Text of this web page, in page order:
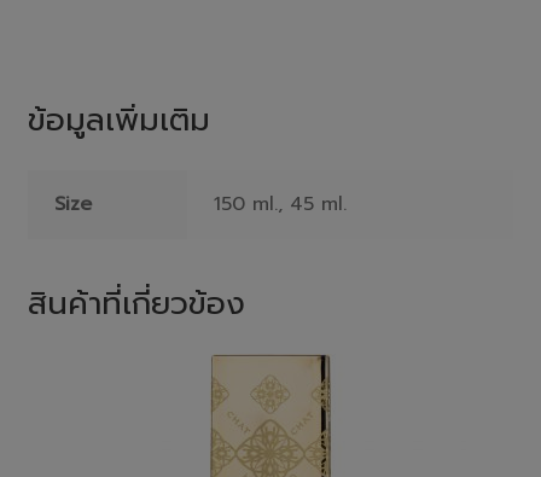
ข้อมูลเพิ่มเติม
Size 150 ml., 45 ml.
สินค้าที่เกี่ยวข้อง